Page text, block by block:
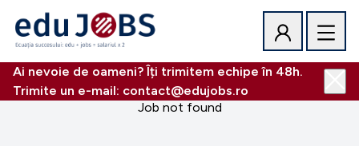
Ai nevoie de oameni? Îți trimitem echipe în 48h.
Trimite un e-mail: contact@edujobs.ro
Job not found